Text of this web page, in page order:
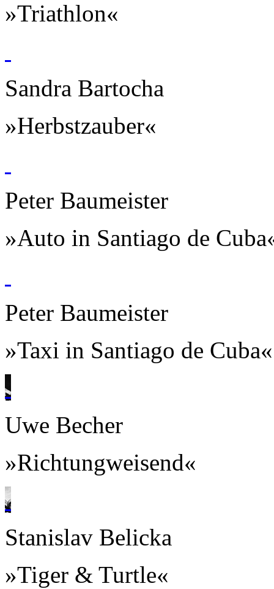
»Triathlon«
Sandra Bartocha
»Herbstzauber«
Peter Baumeister
»Auto in Santiago de
Peter Baumeister
»Taxi in Santiago de Cuba«
Uwe Becher
»Richtungweisend«
Stanislav Belicka
»Tiger & Turtle«